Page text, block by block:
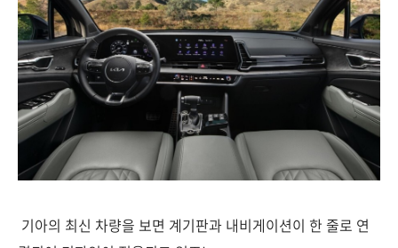
기아의 최신 차량을 보면 계기판과 내비게이션이 한 줄로 연